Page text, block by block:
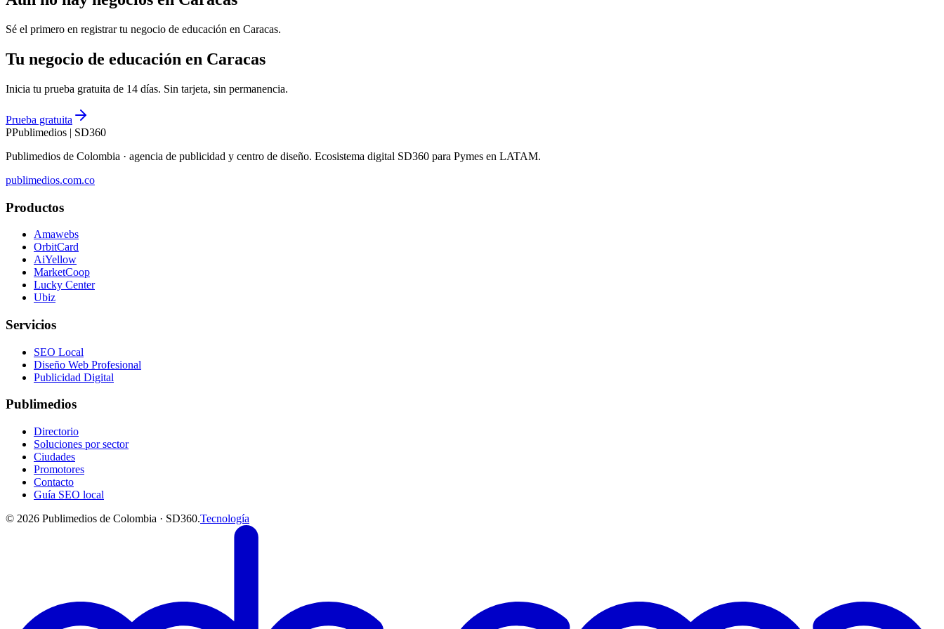
Sé el primero en registrar tu negocio de educación en Caracas.
Tu negocio de educación en Caracas
Inicia tu prueba gratuita de 14 días. Sin tarjeta, sin permanencia.
Prueba gratuita
PPublimedios | SD360
Publimedios de Colombia · agencia de publicidad y centro de diseño. Ecosistema digital SD360 para Pymes en LATAM.
publimedios.com.co
Productos
Amawebs
OrbitCard
AiYellow
MarketCoop
Lucky Center
Ubiz
Servicios
SEO Local
Diseño Web Profesional
Publicidad Digital
Publimedios
Directorio
Soluciones por sector
Ciudades
Promotores
Contacto
Guía SEO local
© 2026 Publimedios de Colombia · SD360.Tecnología